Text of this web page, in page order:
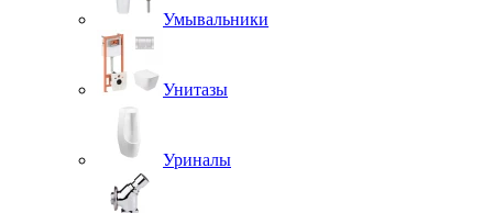
Умывальники
Унитазы
Уриналы